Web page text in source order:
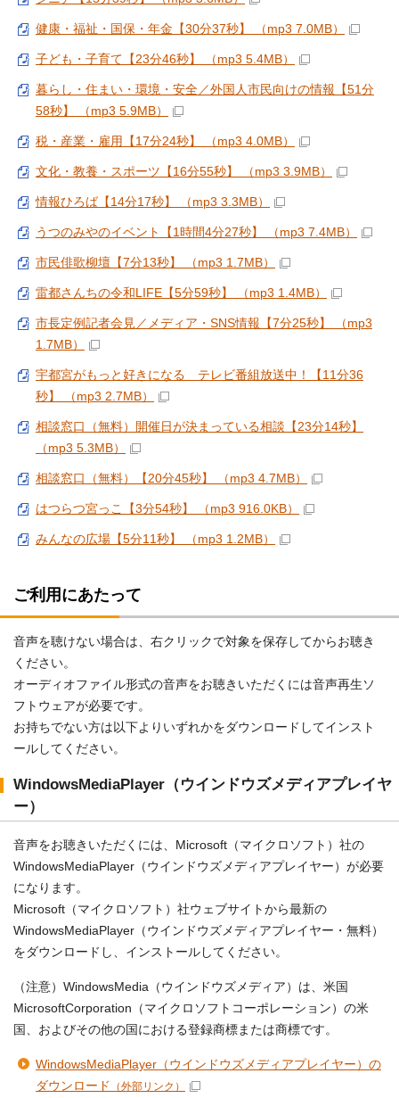
健康・福祉・国保・年金【30分37秒】 （mp3 7.0MB）
子ども・子育て【23分46秒】 （mp3 5.4MB）
暮らし・住まい・環境・安全／外国人市民向けの情報【51分
58秒】 （mp3 5.9MB）
税・産業・雇用【17分24秒】 （mp3 4.0MB）
文化・教養・スポーツ【16分55秒】 （mp3 3.9MB）
情報ひろば【14分17秒】 （mp3 3.3MB）
うつのみやのイベント【1時間4分27秒】 （mp3 7.4MB）
市民俳歌柳壇【7分13秒】 （mp3 1.7MB）
雷都さんちの令和LIFE【5分59秒】 （mp3 1.4MB）
市長定例記者会見／メディア・SNS情報【7分25秒】 （mp3
1.7MB）
宇都宮がもっと好きになる テレビ番組放送中！【11分36
秒】 （mp3 2.7MB）
相談窓口（無料）開催日が決まっている相談【23分14秒】
（mp3 5.3MB）
相談窓口（無料）【20分45秒】 （mp3 4.7MB）
はつらつ宮っこ【3分54秒】 （mp3 916.0KB）
みんなの広場【5分11秒】 （mp3 1.2MB）
ご利用にあたって
音声を聴けない場合は、右クリックで対象を保存してからお聴き
ください。
オーディオファイル形式の音声をお聴きいただくには音声再生ソ
フトウェアが必要です。
お持ちでない方は以下よりいずれかをダウンロードしてインスト
ールしてください。
WindowsMediaPlayer（ウインドウズメディアプレイヤ
ー）
音声をお聴きいただくには、Microsoft（マイクロソフト）社の
WindowsMediaPlayer（ウインドウズメディアプレイヤー）が必要
になります。
Microsoft（マイクロソフト）社ウェブサイトから最新の
WindowsMediaPlayer（ウインドウズメディアプレイヤー・無料）
をダウンロードし、インストールしてください。
（注意）WindowsMedia（ウインドウズメディア）は、米国
MicrosoftCorporation（マイクロソフトコーポレーション）の米
国、およびその他の国における登録商標または商標です。
WindowsMediaPlayer（ウインドウズメディアプレイヤー）の
ダウンロード
（外部リンク）